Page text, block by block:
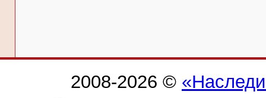
2008-2026 ©